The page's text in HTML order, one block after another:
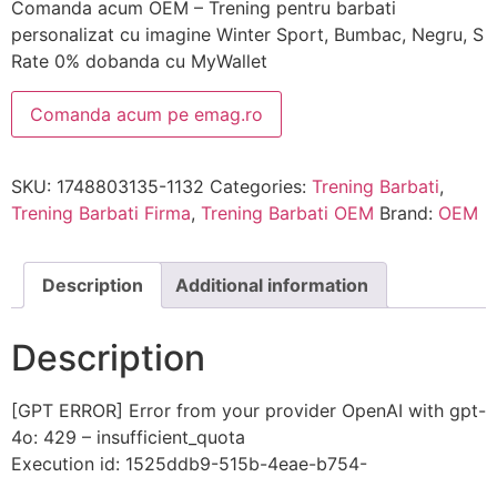
Comanda acum OEM – Trening pentru barbati
personalizat cu imagine Winter Sport, Bumbac, Negru, S
Rate 0% dobanda cu MyWallet
Comanda acum pe emag.ro
SKU: 1748803135-1132 Categories: Trening Barbati,
Trening Barbati Firma, Trening Barbati OEM Brand: OEM
Description Additional information
Description
[GPT ERROR] Error from your provider OpenAI with gpt-
4o: 429 – insufficient_quota
Execution id: 1525ddb9-515b-4eae-b754-